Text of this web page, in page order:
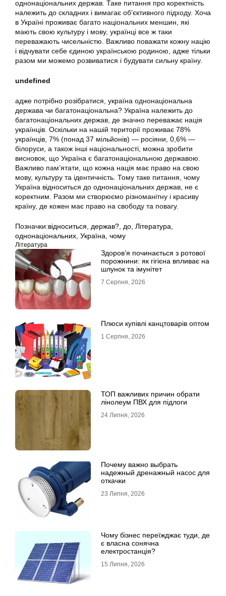
однонаціональних держав. Таке питання про коректність
належить до складних і вимагає об’єктивного підходу. Хоча
в Україні проживає багато національних меншин, які
мають свою культуру і мову, українці все ж таки
переважають чисельністю. Важливо поважати кожну націю
і відчувати себе єдиною українською родиною, адже тільки
разом ми можемо розвиватися і будувати сильну країну.
undefined
адже потрібно розібратися, україна однонаціональна
держава чи багатонаціональна? Україна належить до
багатонаціональних держав, де значно переважає нація
українців. Оскільки на нашій території проживає 78%
українців, 7% (понад 37 мільйонів) — росіяни, 0,6% —
білоруси, а також інші національності, можна зробити
висновок, що Україна є багатонаціональною державою.
Важливо пам’ятати, що кожна нація має право на свою
мову, культуру та ідентичність. Тому таке питання, чому
Україна відноситься до однонаціональних держав, не є
коректним. Разом ми створюємо різноманітну і красиву
країну, де кожен має право на свободу та повагу.
Позначки:відноситься держав? до Література
однонаціональних Україна чому
Література
Здоров’я починається з ротової
порожнини: як гігієна впливає на
шлунок та імунітет
7 Серпня, 2026
Плюси купівлі канцтоварів оптом
1 Серпня, 2026
ТОП важливих причин обрати
лінолеум ПВХ для підлоги
24 Липня, 2026
Почему важно выбрать
надежный дренажный насос для
откачки
23 Липня, 2026
Чому бізнес переїжджає туди, де
є власна сонячна
електростанція?
15 Липня, 2026